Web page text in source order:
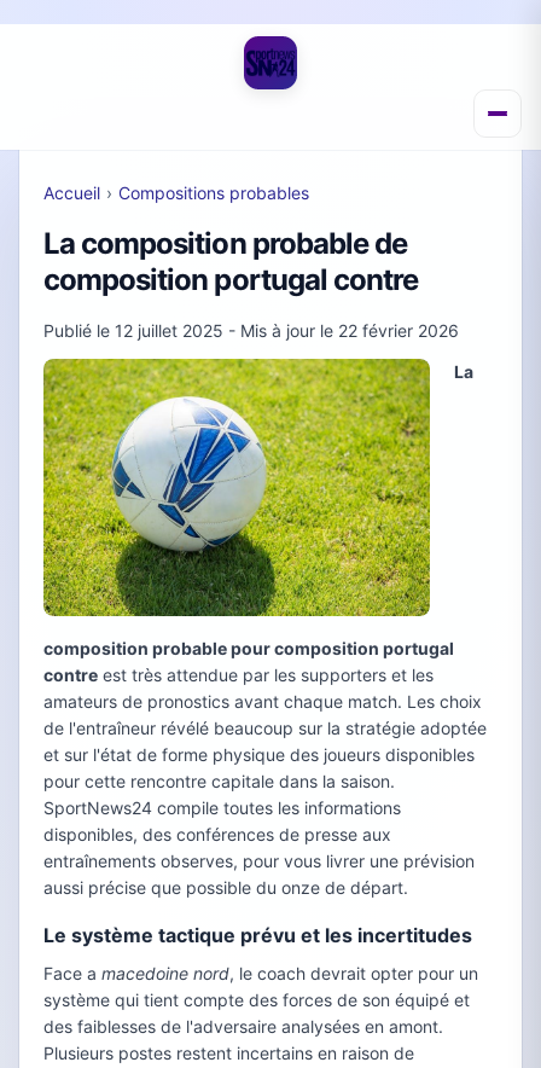
Accueil › Compositions probables
La composition probable de
composition portugal contre
Publié le 12 juillet 2025 - Mis à jour le 22 février 2026
La
composition probable pour composition portugal
contre est très attendue par les supporters et les
amateurs de pronostics avant chaque match. Les choix
de l'entraîneur révélé beaucoup sur la stratégie adoptée
et sur l'état de forme physique des joueurs disponibles
pour cette rencontre capitale dans la saison.
SportNews24 compile toutes les informations
disponibles, des conférences de presse aux
entraînements observes, pour vous livrer une prévision
aussi précise que possible du onze de départ.
Le système tactique prévu et les incertitudes
Face a macedoine nord, le coach devrait opter pour un
système qui tient compte des forces de son équipé et
des faiblesses de l'adversaire analysées en amont.
Plusieurs postes restent incertains en raison de